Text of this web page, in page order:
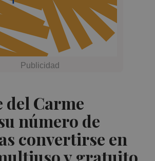
del Carme
número de
convertirse en